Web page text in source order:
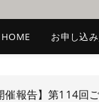
HOME お申し込
催報告】第114回